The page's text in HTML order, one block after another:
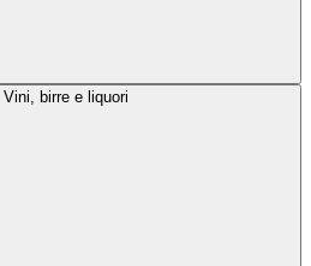
Vini, birre e liquori